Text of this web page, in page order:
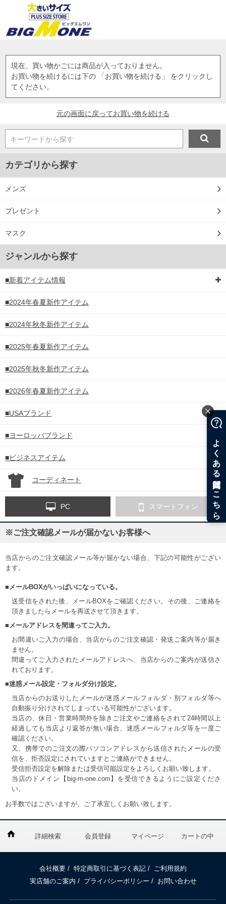
現在、買い物かごには商品が入っておりません。
お買い物を続けるには下の 「お買い物を続ける」 をクリックし
てください。
元の画面に戻ってお買い物を続ける
キーワードから探す
カテゴリから探す
メンズ
プレゼント
マスク
ジャンルから探す
■新着アイテム情報
■2024年春夏新作アイテム
■2024年秋冬新作アイテム
■2025年春夏新作アイテム
■2025年秋冬新作アイテム
■2026年春夏新作アイテム
■USAブランド
■ヨーロッパブランド
■ビジネスアイテム
コーディネート
PC スマートフォン
※ご注文確認メールが届かないお客様へ
当店からのご注文確認メール等が届かない場合、下記の可能性がござい
ます。
■メールBOXがいっぱいになっている。
送受信をされた後、メールBOXをご確認ください。その後、ご連絡を
頂きましたらメールを再送させて頂きます。
■メールアドレスを間違ってご入力。
お間違いご入力の場合、当店からのご注文確認・発送ご案内等が届き
ません。
間違ってご入力されたメールアドレスへ、当店からのご案内が送信さ
れております。
■迷惑メール設定・フォルダ分け設定。
当店からのお送りしたメールが迷惑メールフォルダ・別フォルダ等へ
自動振り分けされてしまっている可能性がございます。
当店の、休日・営業時間外を除きご注文やご連絡をされて24時間以上
経過しても当店より返答が無い場合、迷惑メールフォルダ等を一度ご
確認ください。
又、携帯でのご注文の際パソコンアドレスから送信されたメールの受
信を、拒否設定にされていますとご連絡ができません。
受信拒否設定を解除または受信可能設定をよろしくお願い致します。
当店のドメイン【big-m-one.com】を受信できるようにご設定くださ
い。
お手数ではございますが、ご了承宜しくお願い致します。
詳細検索 会員登録 マイページ カートの中
会社概要 / 特定商取引に基づく表記 /
ご利用規約
実店舗のご案内 / プライバシーポリシー / お問い合わせ